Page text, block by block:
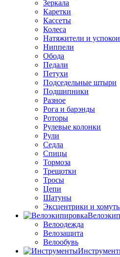
Зеркала
Каретки
Кассеты
Колеса
Натяжители и
Ниппели
Обода
Педали
Петухи
Подседельные штыри
Подшипники
Разное
Рога и барэнды
Роторы
Рулевые колонки
Рули
Седла
Спицы
Тормоза
Трещотки
Тросы
Цепи
Шатуны
Эксцентрики и
Велоодежда
Велозащита
Велообувь